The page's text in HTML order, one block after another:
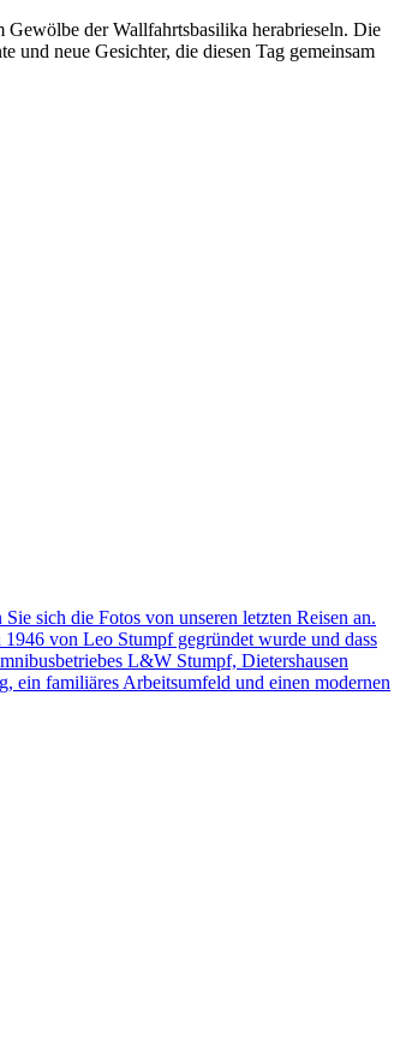
Gewölbe der Wallfahrtsbasilika herabrieseln. Die
und neue Gesichter, die diesen Tag gemeinsam
Sie sich die Fotos von unseren letzten Reisen an.
von Leo Stumpf gegründet wurde und dass
L&W Stumpf, Dietershausen
ein familiäres Arbeitsumfeld und einen modernen